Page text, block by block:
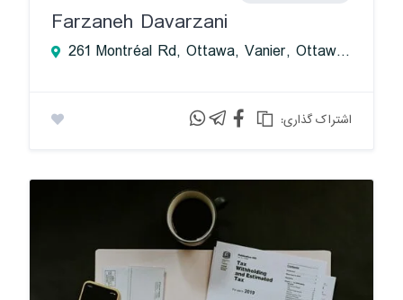
Farzaneh Davarzani
261 Montréal Rd, Ottawa, Vanier, Ottawa, ON, Canada
:اشتراک گذاری